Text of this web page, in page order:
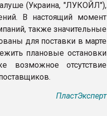
(Украина, "ЛУКОЙЛ"),
В настоящий момент
также значительные
для поставки в марте
плановые остановки
возможное отсутствие
ПластЭксперт